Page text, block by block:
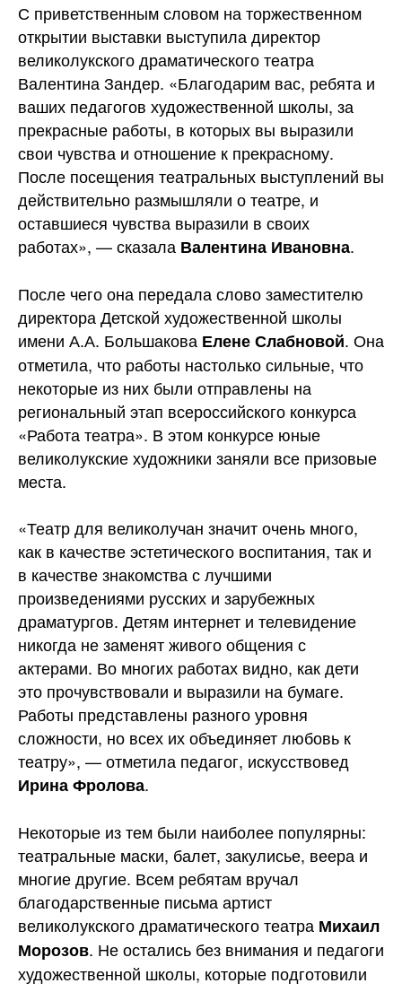
С приветственным словом на торжественном
открытии выставки выступила директор
великолукского драматического театра
Валентина Зандер. «Благодарим вас, ребята и
ваших педагогов художественной школы, за
прекрасные работы, в которых вы выразили
свои чувства и отношение к прекрасному.
После посещения театральных выступлений вы
действительно размышляли о театре, и
оставшиеся чувства выразили в своих
работах», — сказала Валентина Ивановна.
После чего она передала слово заместителю
директора Детской художественной школы
имени А.А. Большакова Елене Слабновой. Она
отметила, что работы настолько сильные, что
некоторые из них были отправлены на
региональный этап всероссийского конкурса
«Работа театра». В этом конкурсе юные
великолукские художники заняли все призовые
места.
«Театр для великолучан значит очень много,
как в качестве эстетического воспитания, так и
в качестве знакомства с лучшими
произведениями русских и зарубежных
драматургов. Детям интернет и телевидение
никогда не заменят живого общения с
актерами. Во многих работах видно, как дети
это прочувствовали и выразили на бумаге.
Работы представлены разного уровня
сложности, но всех их объединяет любовь к
театру», — отметила педагог, искусствовед
Ирина Фролова.
Некоторые из тем были наиболее популярны:
театральные маски, балет, закулисье, веера и
многие другие. Всем ребятам вручал
благодарственные письма артист
великолукского драматического театра Михаил
Морозов. Не остались без внимания и педагоги
художественной школы, которые подготовили